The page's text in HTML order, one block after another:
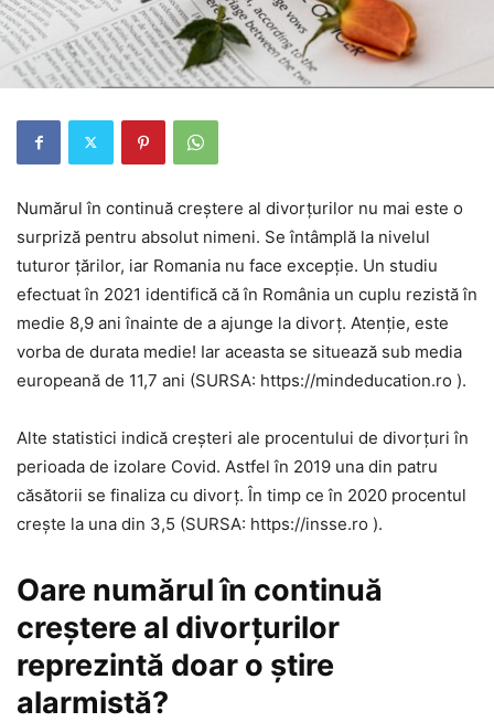
Numărul în continuă creştere al divorţurilor nu mai este o
surpriză pentru absolut nimeni. Se întâmplă la nivelul
tuturor ţărilor, iar Romania nu face excepţie. Un studiu
efectuat în 2021 identifică că în România un cuplu rezistă în
medie 8,9 ani înainte de a ajunge la divorţ. Atenţie, este
vorba de durata medie! Iar aceasta se situează sub media
europeană de 11,7 ani (SURSA: https://mindeducation.ro ).
Alte statistici indică creşteri ale procentului de divorţuri în
perioada de izolare Covid. Astfel în 2019 una din patru
căsătorii se finaliza cu divorţ. În timp ce în 2020 procentul
creşte la una din 3,5 (SURSA: https://insse.ro ).
Oare numărul în continuă
creştere al divorţurilor
reprezintă doar o ştire
alarmistă?